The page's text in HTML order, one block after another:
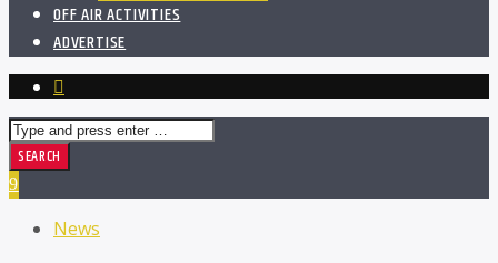
OFF AIR ACTIVITIES
ADVERTISE
News